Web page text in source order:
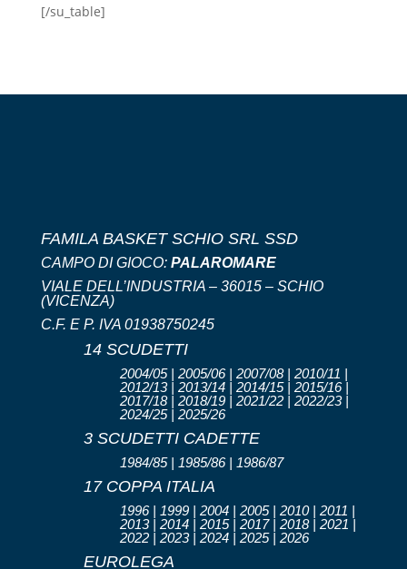
[/su_table]
FAMILA BASKET SCHIO SRL SSD
CAMPO DI GIOCO: PALAROMARE
VIALE DELL’INDUSTRIA – 36015 – SCHIO
(VICENZA)
C.F. E P. IVA 01938750245
14 SCUDETTI
2004/05 | 2005/06 | 2007/08 | 2010/11 |
2012/13 | 2013/14 | 2014/15 | 2015/16 |
2017/18 | 2018/19 | 2021/22 | 2022/23 |
2024/25 | 2025/26
3 SCUDETTI CADETTE
1984/85 | 1985/86 | 1986/87
17 COPPA ITALIA
1996 | 1999 | 2004 | 2005 | 2010 | 2011 |
2013 | 2014 | 2015 | 2017 | 2018 | 2021 |
2022 | 2023 | 2024 | 2025 | 2026
EUROLEGA